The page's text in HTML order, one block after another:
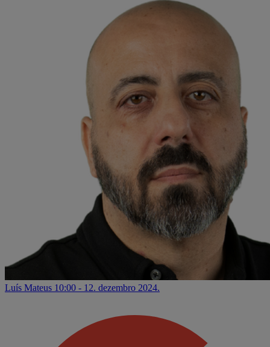
Luís Mateus 10:00 - 12. dezembro 2024.